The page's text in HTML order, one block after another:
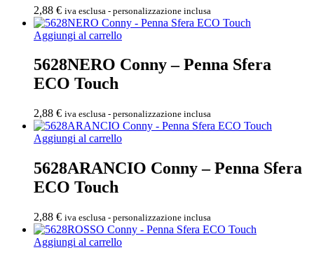
2,88 € iva esclusa - personalizzazione inclusa
Aggiungi al carrello
5628NERO Conny – Penna Sfera
ECO Touch
2,88 € iva esclusa - personalizzazione inclusa
Aggiungi al carrello
5628ARANCIO Conny – Penna Sfera
ECO Touch
2,88 € iva esclusa - personalizzazione inclusa
Aggiungi al carrello